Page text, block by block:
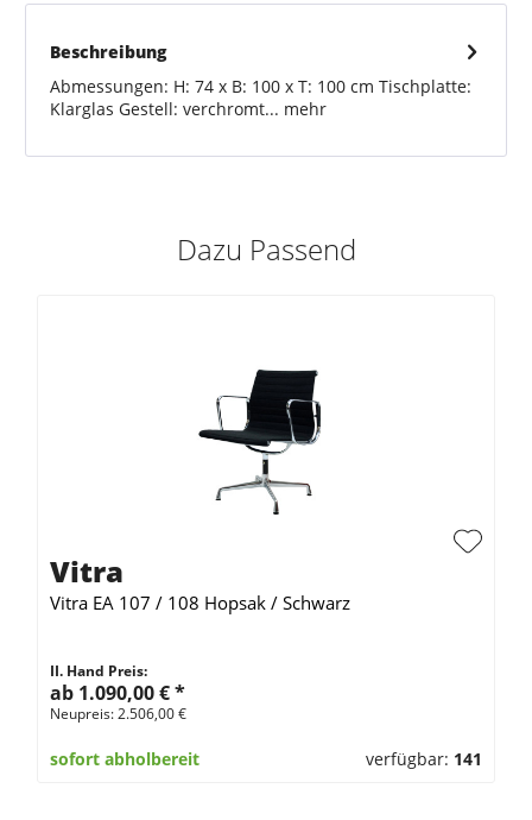
Beschreibung
Abmessungen: H: 74 x B: 100 x T: 100 cm Tischplatte:
Klarglas Gestell: verchromt... mehr
Dazu Passend
Vitra
Vitra EA 107 / 108 Hopsak / Schwarz
II. Hand Preis:
ab 1.090,00 €*
Neupreis: 2.506,00 €
sofort abholbereit verfügbar: 141